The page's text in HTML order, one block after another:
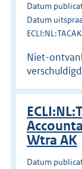
Datum
Datum
Niet-
Wtra AK
Datum